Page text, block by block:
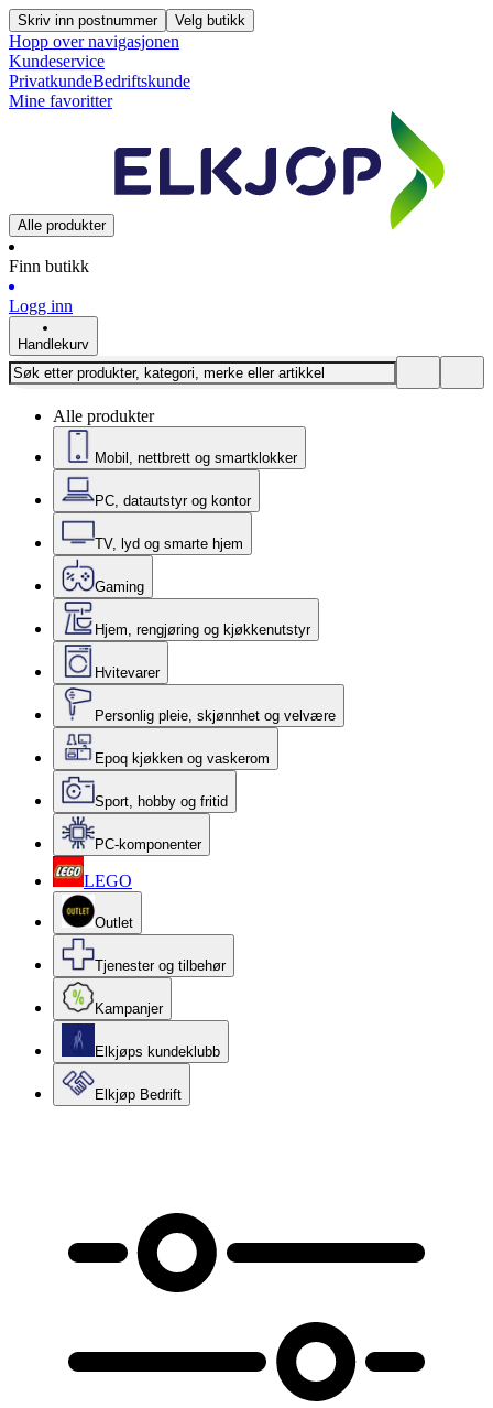
Skriv inn postnummer Velg butikk
Hopp over navigasjonen
Kundeservice
PrivatkundeBedriftskunde
Mine favoritter
Alle produkter
Finn butikk
Logg inn
Handlekurv
Alle produkter
Mobil, nettbrett og smartklokker
PC, datautstyr og kontor
TV, lyd og smarte hjem
Gaming
Hjem, rengjøring og kjøkkenutstyr
Hvitevarer
Personlig pleie, skjønnhet og velvære
Epoq kjøkken og vaskerom
Sport, hobby og fritid
PC-komponenter
LEGO
Outlet
Tjenester og tilbehør
Kampanjer
Elkjøps kundeklubb
Elkjøp Bedrift